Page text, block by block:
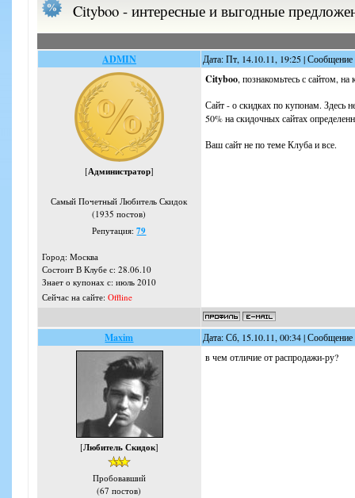
Cityboo - интересные и выгодные
ADMIN Дата: Пт, 14.10.11, 19:25 |
[Администратор]
Самый Почетный Любитель Скидок
(1935 постов)
Репутация:79
Город: Москва
Состоит В Клубе с: 28.06.10
Знает о купонах с: июль 2010
Сейчас на сайте: Offline
Cityboo, познакомьтесь с сайтом,
Сайт - о скидках по купонам. Здесь
50% на скидочных сайтах
Ваш сайт не по теме Клуба и все.
Maxim Дата: Сб, 15.10.11, 00:34 |
[Любитель Скидок]
Пробовавший
(67 постов)
в чем отличие от распродажи-ру?